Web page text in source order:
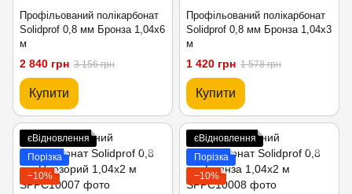
Профільований полікарбонат
Solidprof 0,8 мм Бронза 1,04x6
м
2 840 грн 3 156 грн
Купити
Профільований полікарбонат
Solidprof 0,8 мм Бронза 1,04x3
м
1 420 грн 1 578 грн
Купити
єВідновлення
Порізка
−10%
єВідновлення
Порізка
−10%